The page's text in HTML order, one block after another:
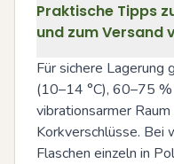
Praktische Tipps
und zum Versand
Für sichere Lagerung
(10–14 °C), 60–75
vibrationsarmer
Korkverschlüsse. Bei
Flaschen einzeln in